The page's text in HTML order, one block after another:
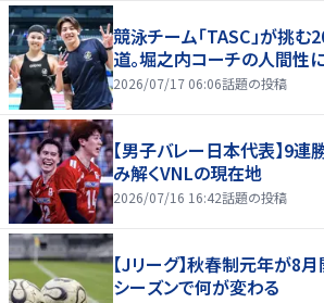
競泳チーム「TASC」が挑
道。堀之内コーチの人間性
2026/07/17 06:06話題の投稿
【男子バレー日本代表】9
み解くVNLの現在地
2026/07/16 16:42話題の投稿
【Jリーグ】秋春制元年が8
シーズンで何が変わる